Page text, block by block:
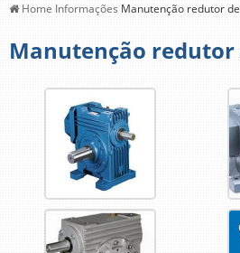
Home Informações Manutenção redutor
Manutenção redutor